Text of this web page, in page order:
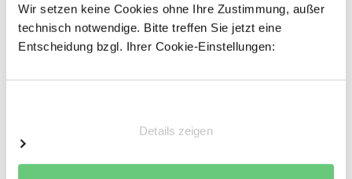
Wir setzen keine Cookies ohne Ihre Zustimmung, außer
technisch notwendige. Bitte treffen Sie jetzt eine
Entscheidung bzgl. Ihrer Cookie-Einstellungen:
Details zeigen
3-fach gekantet, 40 mm Rohrkante, für
außergewöhnliche Stabilität
Einfacher Regalaufbau